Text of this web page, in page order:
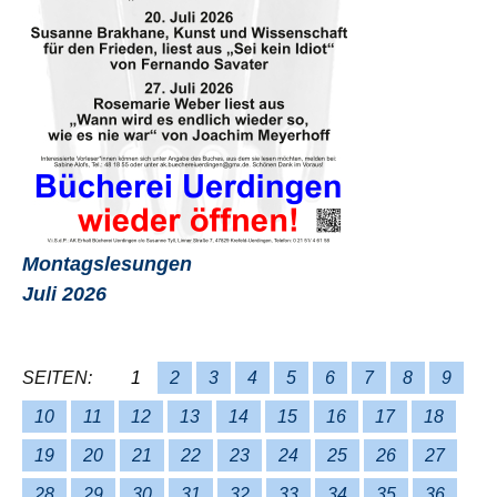
Montagslesungen
Juli 2026
SEITEN: 1 2 3 4 5 6 7 8 9
10 11 12 13 14 15 16 17 18
19 20 21 22 23 24 25 26 27